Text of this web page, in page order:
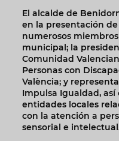
El alcalde de
en la presentación
numerosos
municipal; la
Comunidad
Personas con
València; y
Impulsa Igualdad, así
entidades locales
con la atención a
sensorial e